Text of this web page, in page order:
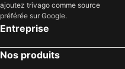
ajoutez trivago comme source
préférée sur Google.
Entreprise
Nos produits